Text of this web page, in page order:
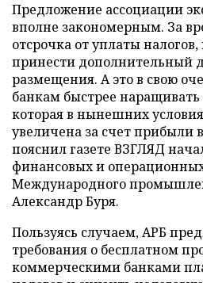
Предложение ассоциации
вполне закономерным. За
отсрочка от уплаты
принести дополнительный
размещения. А это в свою
банкам быстрее
которая в нынешних
увеличена за счет прибыли
пояснил газете ВЗГЛЯД
финансовых и
Международного
Александр Буря.
Пользуясь случаем, АРБ
требования о бесплатном
коммерческими банками